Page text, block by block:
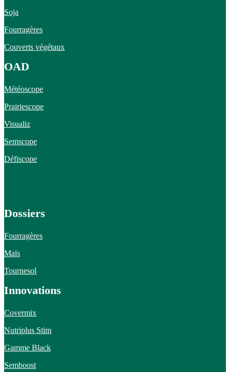
Soja
Fourragères
Couverts végétaux
OAD
Météoscope
Prairiescope
Visualiz
Semscope
Défiscope
Dossiers
Fourragères
Maïs
Tournesol
Innovations
Covermix
Nutriplus Stim
Gamme Black
Semboost